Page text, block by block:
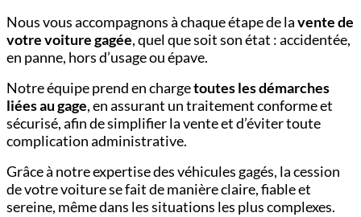
Nous vous accompagnons à chaque étape de lavente de
votre voiture gagée, quel que soit son état : accidentée,
en panne, hors d’usage ou épave.
Notre équipe prend en chargetoutes les démarches
liées au gage, en assurant un traitement conforme et
sécurisé, afin de simplifier la vente et d’éviter toute
complication administrative.
Grâce à notre expertise des véhicules gagés, la cession
de votre voiture se fait de manière claire, fiable et
sereine, même dans les situations les plus complexes.